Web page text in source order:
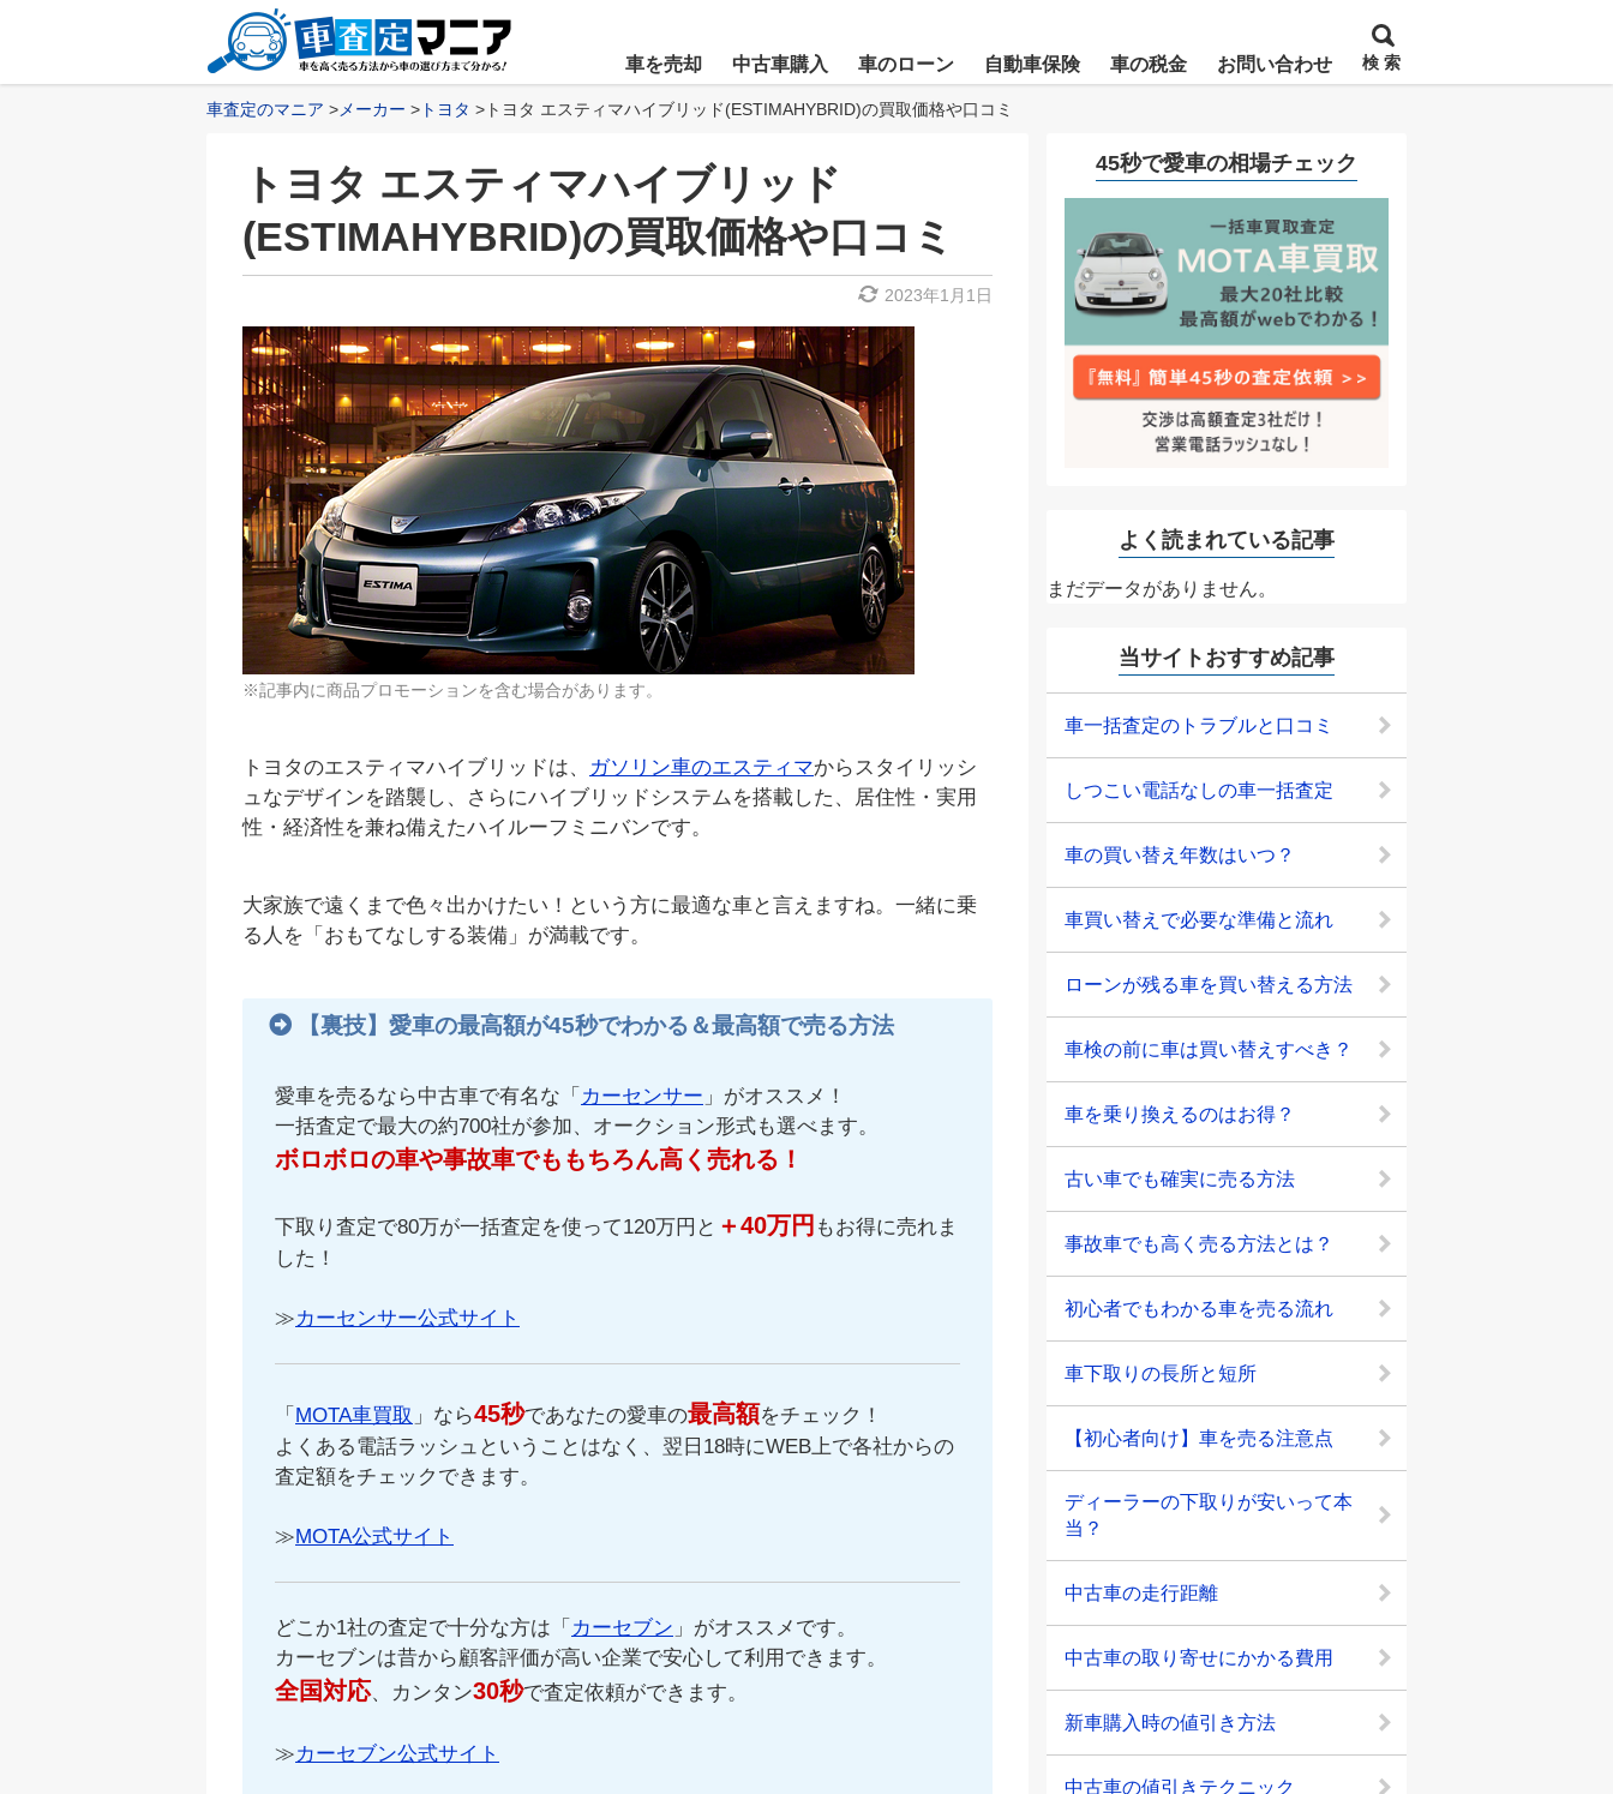
車を売却 中古車購入 車のローン 自動車保険 車の税金 お問い合わせ 検 索
車査定のマニア メーカー トヨタ トヨタ エスティマハイブリッド(ESTIMAHYBRID)の買取価格や口コミ
トヨタ エスティマハイブリッド
(ESTIMAHYBRID)の買取価格や口コミ
2023年1月1日
※記事内に商品プロモーションを含む場合があります。
トヨタのエスティマハイブリッドは、 ガソリン車のエスティマからスタイリッシ
ュなデザインを踏襲し、さらにハイブリッドシステムを搭載した、居住性・実用
性・経済性を兼ね備えたハイルーフミニバンです。
大家族で遠くまで色々出かけたい！という方に最適な車と言えますね。一緒に乗
る人を「おもてなしする装備」が満載です。
【裏技】愛車の最高額が45秒でわかる＆最高額で売る方法
愛車を売るなら中古車で有名な「 カーセンサー 」がオススメ！
一括査定で最大の約700社が参加、オークション形式も選べます。
ボロボロの車や事故車でももちろん高く売れる！
下取り査定で80万が一括査定を使って120万円と ＋40万円 もお得に売れま
した！
≫カーセンサー公式サイト
「 MOTA車買取 」なら45秒であなたの愛車の最高額をチェック！
よくある電話ラッシュということはなく、翌日18時にWEB上で各社からの
査定額をチェックできます。
≫MOTA公式サイト
どこか1社の査定で十分な方は「 カーセブン 」がオススメです。
カーセブンは昔から顧客評価が高い企業で安心して利用できます。
全国対応、カンタン30秒で査定依頼ができます。
≫カーセブン公式サイト
45秒で愛車の相場チェック
よく読まれている記事
まだデータがありません。
当サイトおすすめ記事
車一括査定のトラブルと口コミ
しつこい電話なしの車一括査定
車の買い替え年数はいつ？
車買い替えで必要な準備と流れ
ローンが残る車を買い替える方法
車検の前に車は買い替えすべき？
車を乗り換えるのはお得？
古い車でも確実に売る方法
事故車でも高く売る方法とは？
初心者でもわかる車を売る流れ
車下取りの長所と短所
【初心者向け】車を売る注意点
ディーラーの下取りが安いって本
当？
中古車の走行距離
中古車の取り寄せにかかる費用
新車購入時の値引き方法
中古車の値引きテクニック